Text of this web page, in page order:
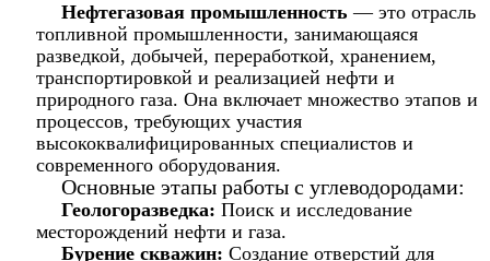
Нефтегазовая промышленность — это отрасль
топливной промышленности, занимающаяся
разведкой, добычей, переработкой, хранением,
транспортировкой и реализацией нефти и
природного газа. Она включает множество этапов и
процессов, требующих участия
высококвалифицированных специалистов и
современного оборудования.
Основные этапы работы с углеводородами:
Геологоразведка: Поиск и исследование
месторождений нефти и газа.
Бурение скважин: Создание отверстий для